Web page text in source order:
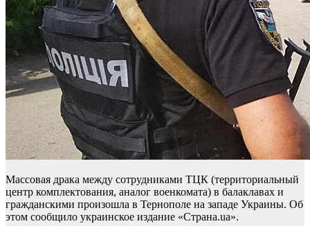
Массовая драка между сотрудниками ТЦК (территориальный
центр комплектования, аналог военкомата) в балаклавах и
гражданскими произошла в Тернополе на западе Украины. Об
этом сообщило украинское издание «Страна.ua».